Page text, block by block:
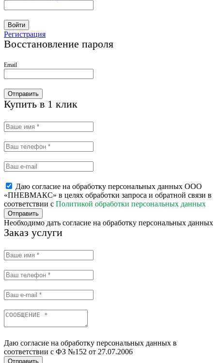
Войти
Регистрация
Восстановление пароля
Email
Отправить
Купить в 1 клик
Даю согласие на обработку персональных данных ООО
«ПНЕВМАКС» в целях обработки запроса и обратной связи в
соответствии с Политикой обработки персональных данных
Отправить
Необходимо дать согласие на обработку персональных данных
Заказ услуги
Даю согласие на обработку персональных данных в
соответствии с ФЗ №152 от 27.07.2006
Отправить